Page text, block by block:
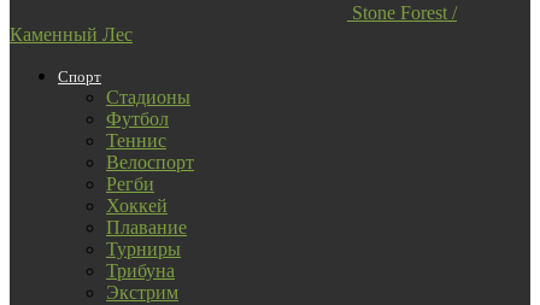
Stone Forest /
Каменный Лес
Спорт
Стадионы
Футбол
Теннис
Велоспорт
Регби
Хоккей
Плавание
Турниры
Трибуна
Экстрим